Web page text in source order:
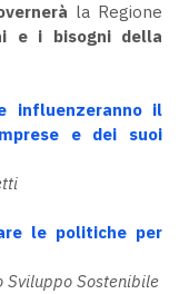
la Regione
e i bisogni della
influenzeranno il
e dei suoi
le politiche per
Sviluppo Sostenibile